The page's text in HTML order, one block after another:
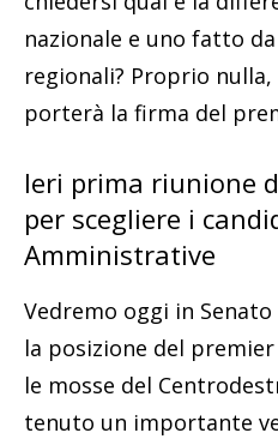
nazionale e uno fatto
regionali? Proprio
porterà la firma del
Ieri prima riunione
per scegliere i
Amministrative
Vedremo oggi in
la posizione del
le mosse del
tenuto un importante